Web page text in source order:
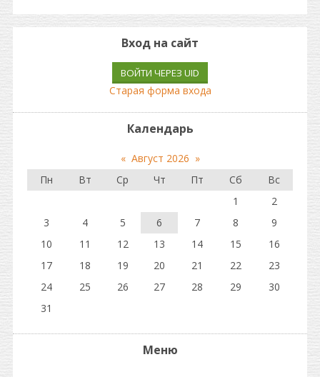
Вход на сайт
ВОЙТИ ЧЕРЕЗ UID
Старая форма входа
Календарь
« Август 2026 »
Пн
Вт Ср Чт Пт Сб
Вс
1
2
3
4 5 6 7 8
9
10
11 12 13 14 15
16
17
18 19 20 21 22
23
24
25 26 27 28 29
30
31
Меню